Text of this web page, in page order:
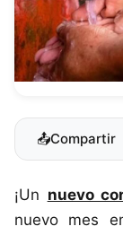
📤Compartir
¡Un nuevo
nuevo mes